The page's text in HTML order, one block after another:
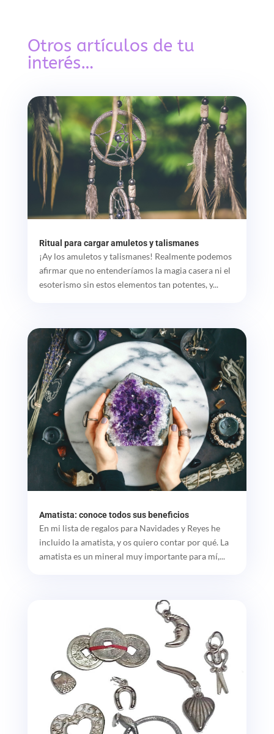
Otros artículos de tu
interés…
Ritual para cargar amuletos y talismanes
¡Ay los amuletos y talismanes! Realmente podemos
afirmar que no entenderíamos la magia casera ni el
esoterismo sin estos elementos tan potentes, y...
Amatista: conoce todos sus beneficios
En mi lista de regalos para Navidades y Reyes he
incluido la amatista, y os quiero contar por qué. La
amatista es un mineral muy importante para mí,...